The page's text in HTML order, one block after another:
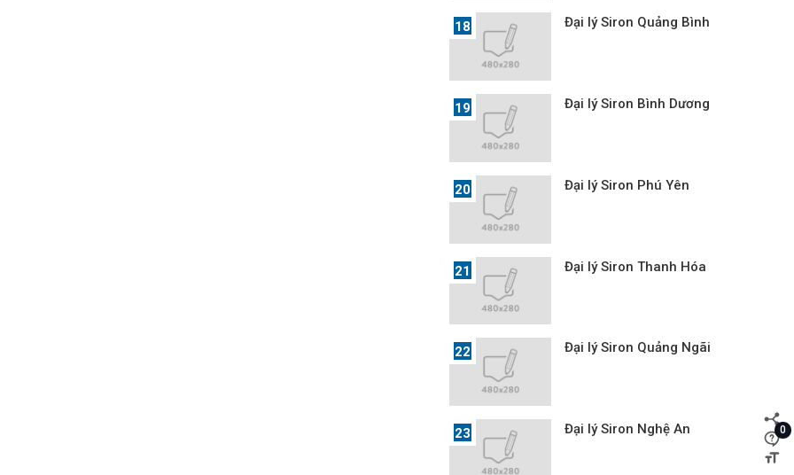
0
Đại lý Siron Quảng Bình
Đại lý Siron Bình Dương
Đại lý Siron Phú Yên
Đại lý Siron Thanh Hóa
Đại lý Siron Quảng Ngãi
Đại lý Siron Nghệ An